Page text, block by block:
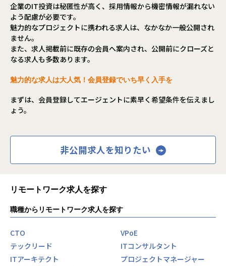
顧客折衝とメンバーマネジメント、開発業務
・業務内容
・チームメンバー（外注含む）進捗管理、課題管理、課題
発生時の解決
・要件定義（ビジネス及び業務要件の把握と機能要件への
翻訳、要件の優先順位付けなど）の実施及び顧客折衝
・基本設計（DB設計、運用設計、移行設計、試験設計な
ど）の実施及びレビュー
・開発フェーズにおける進捗管理と品質管理・発生した問
題に対する対応と解決
対策、各種試験の準備と顧客との調整
・移行フェーズにおける導入計画の策定と実行、移行の指
株式会社NTTドコモ
三菱ＵＦＪ信託銀行株式会社
株式会社マイナビ
エイベックス・エンタテインメント株式会社
株式会社読売新聞東京本社
企業のIT投資は秘匿性が高く、採用情報から機密情報が漏れない
よう配慮が必要です。
魅力的なプロジェクトに携われる求人は、なかなか一般公開され
ません。
また、求人掲載前に既存の会員へ案内され、公開前にクローズと
なる求人も多数あります。
魅力的な求人は大人気！会員登録でいち早く入手を
まずは、会員登録してエージェントに素早く希望条件を伝えまし
ょう。
非公開求人を知りたい
リモートワーク求人を探す
職種からリモートワーク求人を探す
CTO
VPoE
テックリード
ITコンサルタント
ITアーキテクト
プロジェクトマネージャー